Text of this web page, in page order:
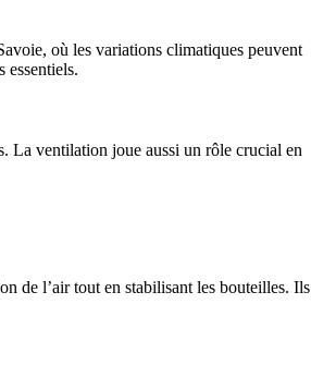
où les variations climatiques peuvent
essentiels.
La ventilation joue aussi un rôle crucial en
de l’air tout en stabilisant les bouteilles. Ils